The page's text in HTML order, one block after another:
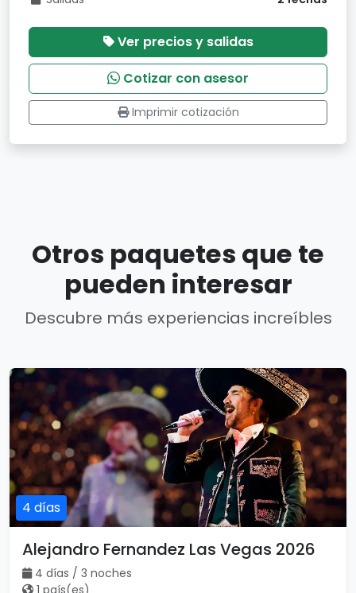
Ver precios y salidas
Cotizar con asesor
Imprimir cotización
Otros paquetes que te
pueden interesar
Descubre más experiencias increíbles
4 días
Alejandro Fernandez Las Vegas 2026
4 días / 3 noches
1 país(es)